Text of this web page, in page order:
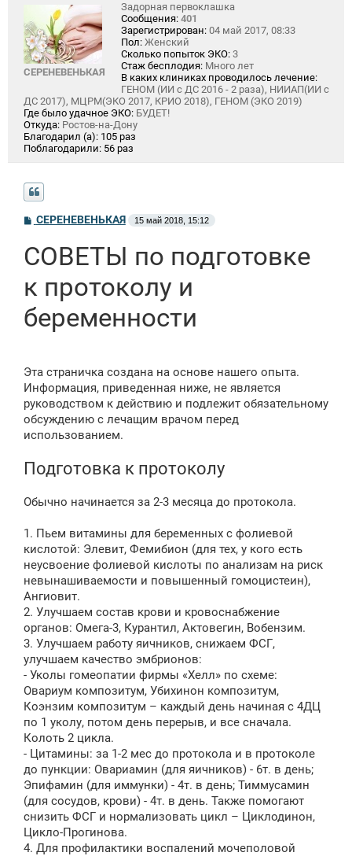
СЕРЕНЕВЕНЬКАЯ
Задорная первоклашка
Сообщения: 401
Зарегистрирован: 04 май 2017, 08:33
Пол: Женский
Сколько попыток ЭКО: 3
Стаж бесплодия: Много лет
В каких клиниках проводилось лечение:
ГЕНОМ (ИИ с ДС 2016 - 2 раза), НИИАП(ИИ с
ДС 2017), МЦРМ(ЭКО 2017, КРИО 2018), ГЕНОМ (ЭКО 2019)
Где было удачное ЭКО: БУДЕТ!
Откуда: Ростов-на-Дону
Благодарил (а): 105 раз
Поблагодарили: 56 раз
С
б
щ
н
и
е
СЕРЕНЕВЕНЬКАЯ 15 май 2018, 15:12
СОВЕТЫ по подготовке
к протоколу и
беременности
Эта страничка создана на основе нашего опыта.
Информация, приведенная ниже, не является
руководством к действию и подлежит обязательному
обсуждению с лечащим врачом перед
использованием.
Подготовка к протоколу
Обычно начинается за 2-3 месяца до протокола.
1. Пьем витамины для беременных с фолиевой
кислотой: Элевит, Фемибион (для тех, у кого есть
неусвоение фолиевой кислоты по анализам на риск
невынашиваемости и повышенный гомоцистеин),
Ангиовит.
2. Улучшаем состав крови и кровоснабжение
органов: Омега-3, Курантил, Актовегин, Вобензим.
3. Улучшаем работу яичников, снижаем ФСГ,
улучшаем качество эмбрионов:
- Уколы гомеопатии фирмы «Хелл» по схеме:
Овариум композитум, Убихинон композитум,
Коэнзим композитум – каждый день начиная с 4ДЦ
по 1 уколу, потом день перерыв, и все сначала.
Колоть 2 цикла.
- Цитамины: за 1-2 мес до протокола и в протоколе
до пункции: Овариамин (для яичников) - 6т. в день;
Эпифамин (для иммунки) - 4т. в день; Тиммусамин
(для сосудов, крови) - 4т. в день. Также помогают
снизить ФСГ и нормализовать цикл – Циклодинон,
Цикло-Прогинова.
4. Для профилактики воспалений мочеполовой